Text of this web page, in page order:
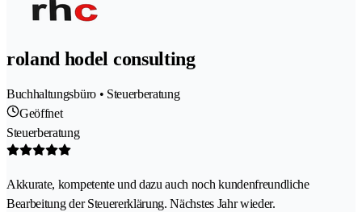
roland hodel consulting
Buchhaltungsbüro • Steuerberatung
Geöffnet
Steuerberatung
Akkurate, kompetente und dazu auch noch kundenfreundliche
Bearbeitung der Steuererklärung. Nächstes Jahr wieder.